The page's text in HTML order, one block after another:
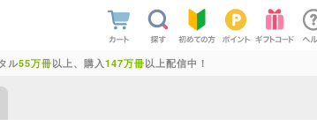
ル55万冊以上、購入 147万冊以上配信中！